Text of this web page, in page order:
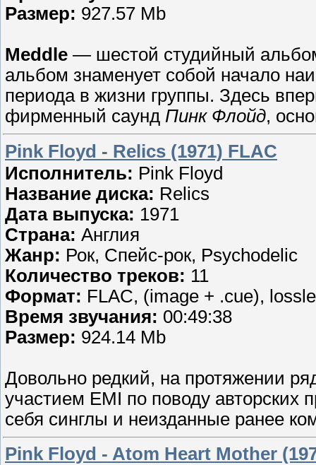
Размер: 927.57 Mb
Meddle — шестой студийный
альбом знаменует собой начало
периода в жизни группы. Здесь
фирменный саунд Пинк Флойд,
Pink Floyd - Relics (1971) FLAC
Исполнитель: Pink Floyd
Название диска: Relics
Дата выпуска: 1971
Страна: Англия
Жанр: Рок, Спейс-рок, Psychodelic
Количество треков: 11
Формат: FLAC, (image + .cue),
Время звучания: 00:49:38
Размер: 924.14 Mb
Довольно редкий, на протяжении
участием EMI по поводу авторских
себя синглы и неизданные ранее
Pink Floyd - Atom Heart Mother